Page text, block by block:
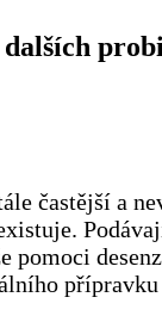
častější a
pomoci